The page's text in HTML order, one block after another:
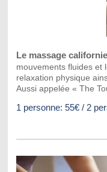
Le massage
mouvements fluides et
relaxation physique
Aussi appelée « The
1 personne: 55€ / 2